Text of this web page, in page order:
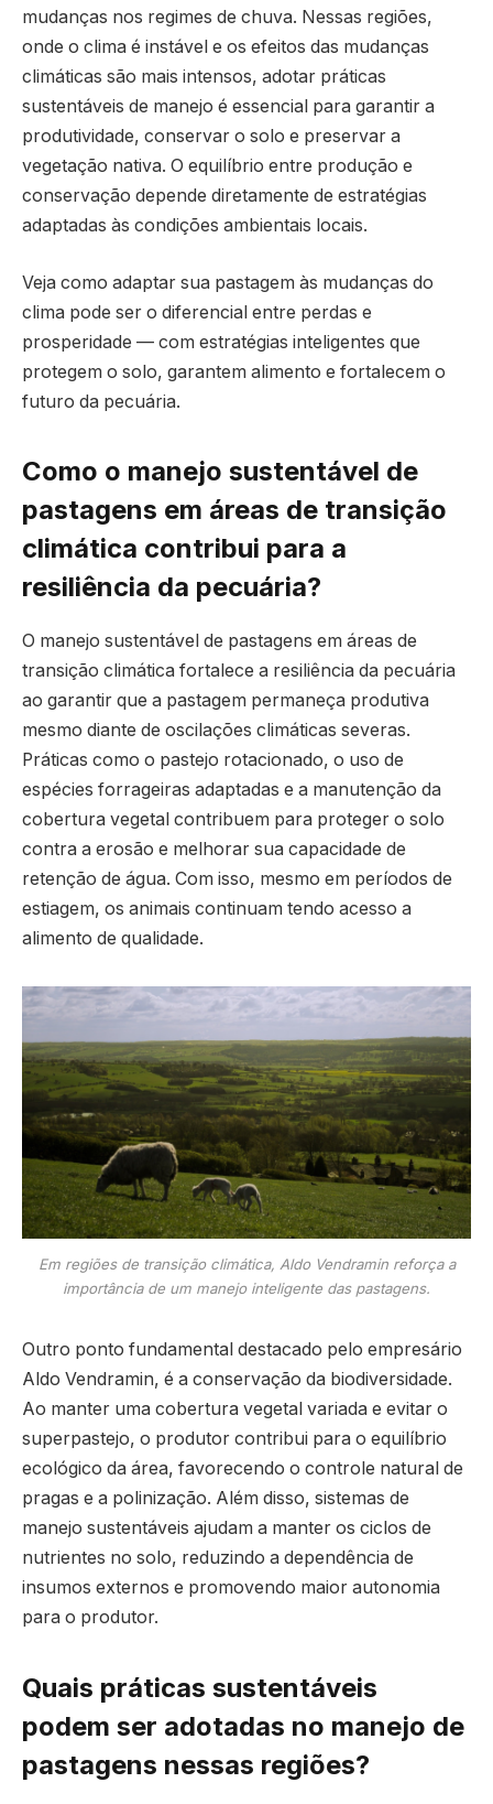
mudanças nos regimes de chuva. Nessas regiões,
onde o clima é instável e os efeitos das mudanças
climáticas são mais intensos, adotar práticas
sustentáveis de manejo é essencial para garantir a
produtividade, conservar o solo e preservar a
vegetação nativa. O equilíbrio entre produção e
conservação depende diretamente de estratégias
adaptadas às condições ambientais locais.
Veja como adaptar sua pastagem às mudanças do
clima pode ser o diferencial entre perdas e
prosperidade — com estratégias inteligentes que
protegem o solo, garantem alimento e fortalecem o
futuro da pecuária.
Como o manejo sustentável de
pastagens em áreas de transição
climática contribui para a
resiliência da pecuária?
O manejo sustentável de pastagens em áreas de
transição climática fortalece a resiliência da pecuária
ao garantir que a pastagem permaneça produtiva
mesmo diante de oscilações climáticas severas.
Práticas como o pastejo rotacionado, o uso de
espécies forrageiras adaptadas e a manutenção da
cobertura vegetal contribuem para proteger o solo
contra a erosão e melhorar sua capacidade de
retenção de água. Com isso, mesmo em períodos de
estiagem, os animais continuam tendo acesso a
alimento de qualidade.
Em regiões de transição climática, Aldo Vendramin reforça a
importância de um manejo inteligente das pastagens.
Outro ponto fundamental destacado pelo empresário
Aldo Vendramin, é a conservação da biodiversidade.
Ao manter uma cobertura vegetal variada e evitar o
superpastejo, o produtor contribui para o equilíbrio
ecológico da área, favorecendo o controle natural de
pragas e a polinização. Além disso, sistemas de
manejo sustentáveis ajudam a manter os ciclos de
nutrientes no solo, reduzindo a dependência de
insumos externos e promovendo maior autonomia
para o produtor.
Quais práticas sustentáveis
podem ser adotadas no manejo de
pastagens nessas regiões?